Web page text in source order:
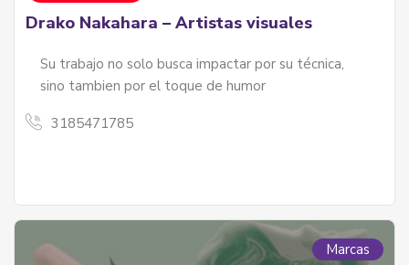
Drako Nakahara – Artistas visuales
Su trabajo no solo busca impactar por su técnica,
sino tambien por el toque de humor
3185471785
Marcas